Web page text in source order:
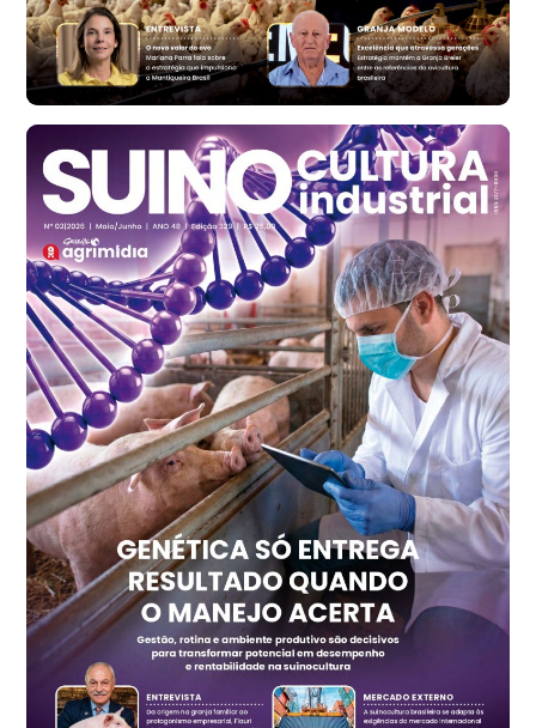
Ovo Vermelho - Regional
Bastos (SP)
R$ 146,71
cx
Frango - Indicador
SP
R$ 7,13
kg
Frango - Indicador
SP
R$ 7,15
kg
Trigo Atacado - Regional
PR
R$ 1.417,12
t
Trigo Atacado - Regional
RS
R$ 1.325,22
t
Ovo Vermelho - Regional
Vermelho
R$ 168,86
cx